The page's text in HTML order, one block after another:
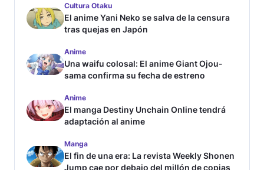
Cultura Otaku
El anime Yani Neko se salva de la censura
tras quejas en Japón
Anime
Una waifu colosal: El anime Giant Ojou-
sama confirma su fecha de estreno
Anime
El manga Destiny Unchain Online tendrá
adaptación al anime
Manga
El fin de una era: La revista Weekly Shonen
Jump cae por debajo del millón de copias